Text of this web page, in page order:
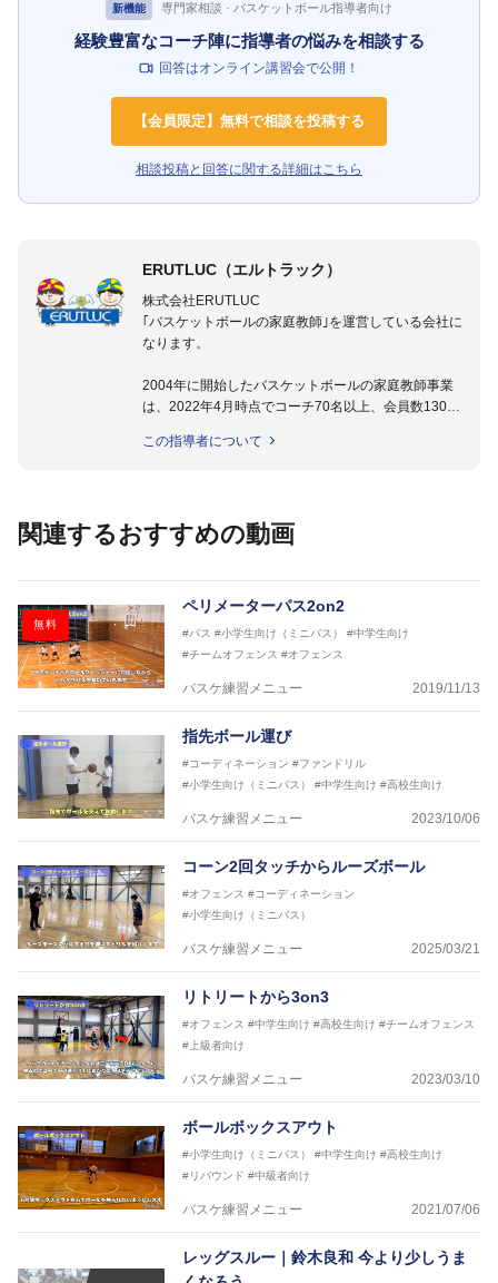
新機能 専門家相談 · バスケットボール指導者向け
経験豊富なコーチ陣に指導者の悩みを相談する
回答はオンライン講習会で公開！
【会員限定】無料で相談を投稿する
相談投稿と回答に関する詳細はこちら
ERUTLUC（エルトラック）
株式会社ERUTLUC
｢バスケットボールの家庭教師｣を運営している会社に
なります。
2004年に開始したバスケットボールの家庭教師事業
は、2022年4月時点でコーチ70名以上、会員数1300
指導実績多数・各地講習会なども担当しており、「は
など多くの書籍・DVDも監修しています。
2016年U12ナショナルキャンプヘッドコーチ
2016年U13ナショナルキャンプヘッドコーチ
2016年男子日本代表サポートコーチ
2017年U12ナショナルキャンプヘッドコーチ
2017年U13ナショナルキャンプヘッドコーチ
リーコーチ
2018年U12ナショナルキャンプヘッドコーチ
2018年U13ナショナルキャンプヘッドコーチ
2018年～2021年男子日本代表サポートコーチ
2021年～女子日本代表アシスタントコーチ
この指導者について
関連するおすすめの動画
無料
ペリメーターパス2on2
#パス #小学生向け（ミニバス）
#中学生向け
#チームオフェンス #オフェンス
バスケ練習メニュー 2019/11/13
指先ボール運び
#コーディネーション #ファンドリル
#小学生向け（ミニバス）
#中学生向け #高校生向け
バスケ練習メニュー 2023/10/06
コーン2回タッチからルーズボール
#オフェンス #コーディネーション
#小学生向け（ミニバス）
バスケ練習メニュー 2025/03/21
リトリートから3on3
#オフェンス #中学生向け #高校生向け #チームオフェンス
#上級者向け
バスケ練習メニュー 2023/03/10
ボールボックスアウト
#小学生向け（ミニバス） #中学生向け #高校生向け
#リバウンド #中級者向け
バスケ練習メニュー 2021/07/06
レッグスルー｜鈴木良和 今より少しうま